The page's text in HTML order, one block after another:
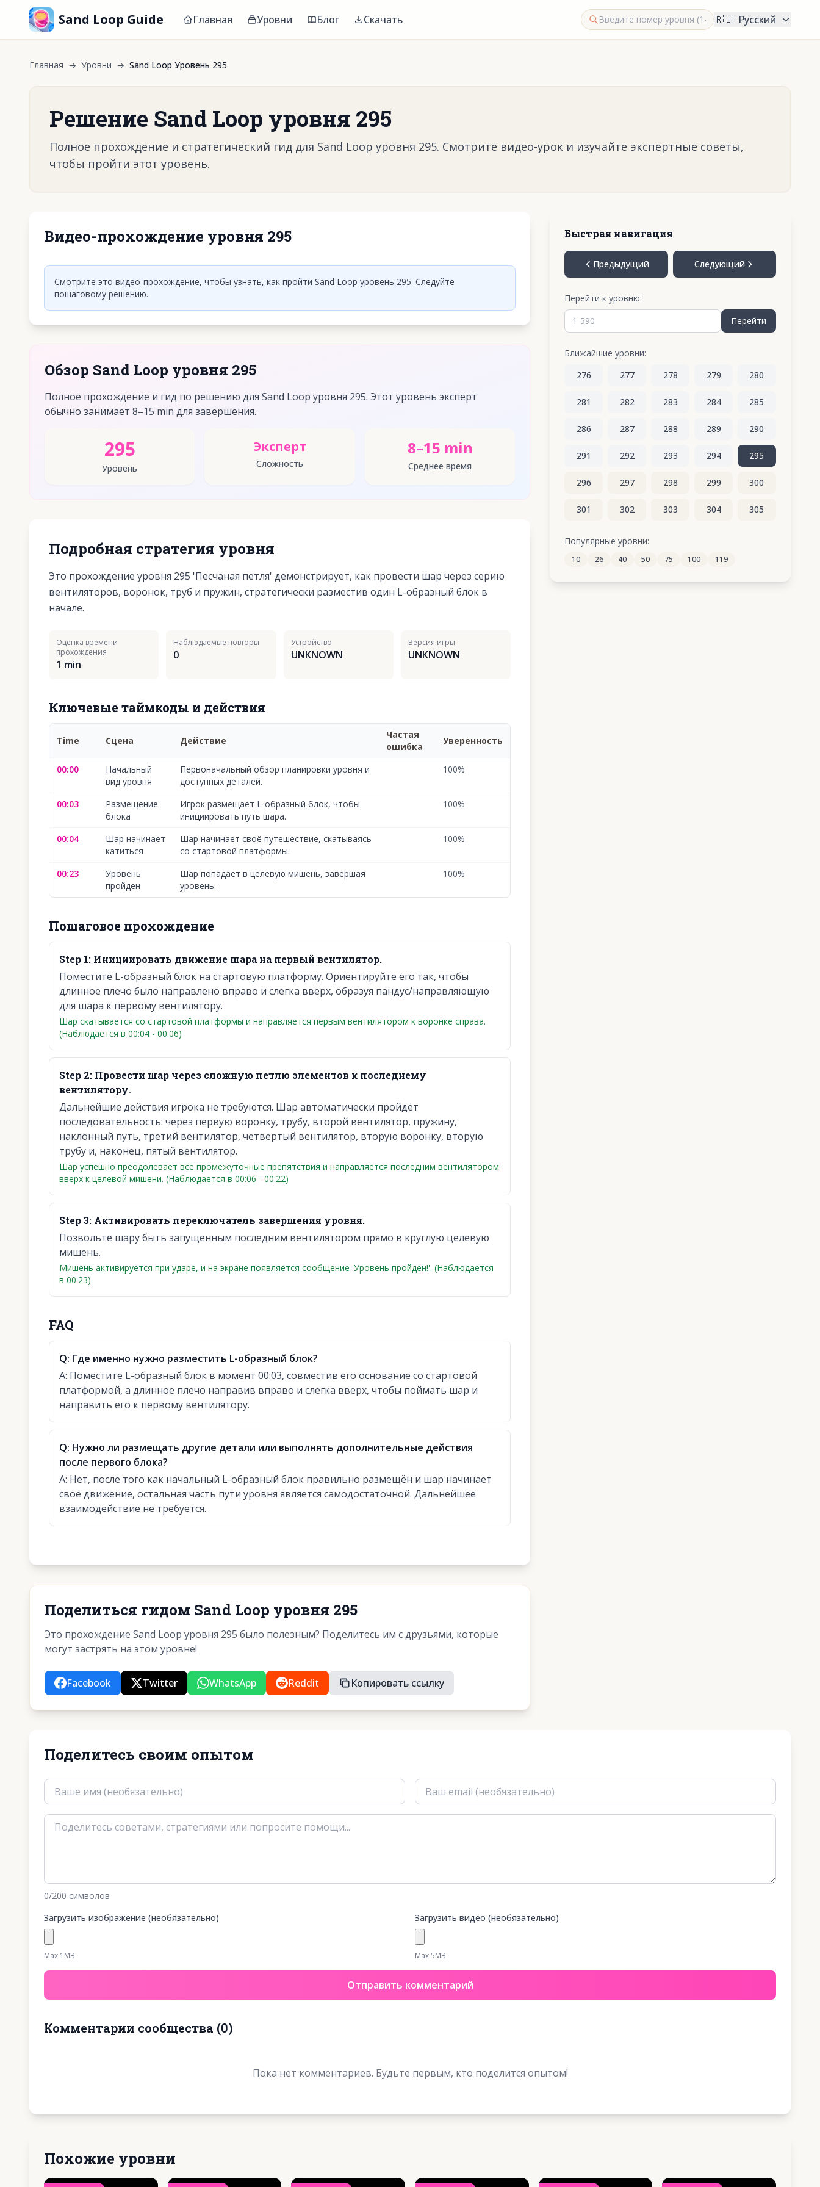
Sand Loop Guide Главная Уровни Блог Скачать 🇷🇺 Русский
Главная → Уровни → Sand Loop Уровень 295
Решение Sand Loop уровня 295
Полное прохождение и стратегический гид для Sand Loop уровня 295. Смотрите видео-урок и изучайте экспертные советы,
чтобы пройти этот уровень.
Видео-прохождение уровня 295
Нажмите, чтобы воспроизвести видео
Смотрите это видео-прохождение, чтобы узнать, как пройти Sand Loop уровень 295. Следуйте
пошаговому решению.
Обзор Sand Loop уровня 295
Полное прохождение и гид по решению для Sand Loop уровня 295. Этот уровень эксперт
обычно занимает 8–15 min для завершения.
295
Уровень
Эксперт
Сложность
8–15 min
Среднее время
Подробная стратегия уровня
Это прохождение уровня 295 'Песчаная петля' демонстрирует, как провести шар через серию
вентиляторов, воронок, труб и пружин, стратегически разместив один L-образный блок в
начале.
Оценка времени
прохождения
1 min
Наблюдаемые повторы
0
Устройство
UNKNOWN
Версия игры
UNKNOWN
Ключевые таймкоды и действия
Time Сцена Действие
Частая
ошибка
Уверенность
00:00
Начальный
вид уровня
Первоначальный обзор планировки уровня и
доступных деталей.
100%
00:03
Размещение
блока
Игрок размещает L-образный блок, чтобы
инициировать путь шара.
100%
00:04
Шар начинает
катиться
Шар начинает своё путешествие, скатываясь
со стартовой платформы.
100%
00:23
Уровень
пройден
Шар попадает в целевую мишень, завершая
уровень.
100%
Пошаговое прохождение
Step 1: Инициировать движение шара на первый вентилятор.
Поместите L-образный блок на стартовую платформу. Ориентируйте его так, чтобы
длинное плечо было направлено вправо и слегка вверх, образуя пандус/направляющую
для шара к первому вентилятору.
Шар скатывается со стартовой платформы и направляется первым вентилятором к воронке справа.
(Наблюдается в 00:04 - 00:06)
Step 2: Провести шар через сложную петлю элементов к последнему
вентилятору.
Дальнейшие действия игрока не требуются. Шар автоматически пройдёт
последовательность: через первую воронку, трубу, второй вентилятор, пружину,
наклонный путь, третий вентилятор, четвёртый вентилятор, вторую воронку, вторую
трубу и, наконец, пятый вентилятор.
Шар успешно преодолевает все промежуточные препятствия и направляется последним вентилятором
вверх к целевой мишени. (Наблюдается в 00:06 - 00:22)
Step3: Активировать переключатель завершения уровня.
Позвольте шару быть запущенным последним вентилятором прямо в круглую целевую
мишень.
Мишень активируется при ударе, и на экране появляется сообщение 'Уровень пройден!'. (Наблюдается
в 00:23)
FAQ
Q: Где именно нужно разместить L-образный блок?
A: Поместите L-образный блок в момент 00:03, совместив его основание со стартовой
платформой, а длинное плечо направив вправо и слегка вверх, чтобы поймать шар и
направить его к первому вентилятору.
Q: Нужно ли размещать другие детали или выполнять дополнительные действия
после первого блока?
A: Нет, после того как начальный L-образный блок правильно размещён и шар начинает
своё движение, остальная часть пути уровня является самодостаточной. Дальнейшее
взаимодействие не требуется.
Поделиться гидом Sand Loop уровня 295
Это прохождение Sand Loop уровня 295 было полезным? Поделитесь им с друзьями, которые
могут застрять на этом уровне!
Facebook Twitter WhatsApp Reddit Копировать ссылку
Быстрая навигация
Предыдущий Следующий
Перейти к уровню:
Перейти
Ближайшие уровни:
276
277 278 279 280
281 282 283 284 285
286 287 288 289 290
291 292 293 294 295
296 297 298 299 300
301 302 303 304 305
311 312 313 314
Популярные уровни:
10 26 40 50 75 100 119
Поделитесь своим опытом
0/200 символов
Загрузить изображение (необязательно)
Max 1MB
Загрузить видео (необязательно)
Max 5MB
Отправить комментарий
Комментарии сообщества (0)
Пока нет комментариев. Будьте первым, кто поделится опытом!
Похожие уровни